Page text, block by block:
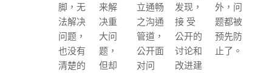
脚，无
法解决
问题，
也没有
清楚的
来解
决重
大问
题，
但却
立通畅
之沟通
管道，
公开面
对问
发现，
接 受
公开的
讨论和
改进建
外，问
题都被
预先防
止了。